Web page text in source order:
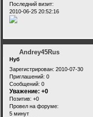
Последний визит:
2010-06-25 20:52:16
Andrey45Rus
Нуб
Зарегистрирован: 2010-07-30
Приглашений: 0
Сообщений: 0
Уважение: +0
Позитив: +0
Провел на форуме:
5 минут